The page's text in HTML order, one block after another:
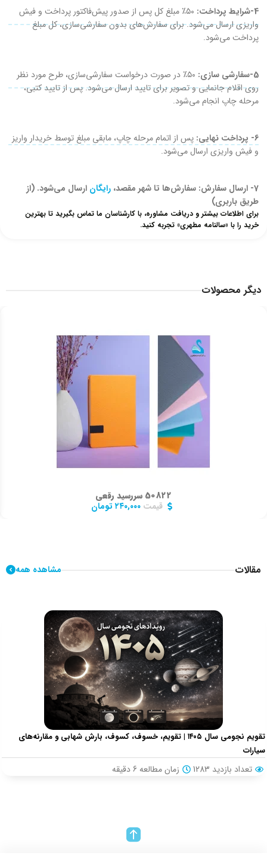
4-شرایط پرداخت:
۵۰٪ مبلغ کل پس از صدور پیش‌فاکتور پرداخت و فیش
واریزی ارسال می‌شود. برای سفارش‌های بدون سفارشی‌سازی، کل مبلغ
پرداخت می‌شود.
5-سفارشی سازی:
۵۰٪ در صورت درخواست سفارشی‌سازی، طرح مورد نظر
روی اقلام جانمایی و تصویر برای تایید ارسال می‌شود. پس از تایید کتبی،
مرحله چاپ انجام می‌شود.
6- پرداخت نهایی:
پس از اتمام مرحله چاپ، مابقی مبلغ توسط خریدار واریز
و فیش واریزی ارسال می‌شود.
7- ارسال سفارش: سفارش‌ها تا شهر مقصد، رایگان ارسال می‌شود. (از
طریق باربری)
برای اطلاعات بیشتر و دریافت مشاوره، با کارشناسان ما تماس بگیرید تا بهترین
خرید را با «سالنامه مطهری» تجربه کنید.
دیگر محصولات
50822 سررسید رقعی
قیمت۲۴۰,۰۰۰ تومان
مقالات مشاهده همه
تقویم نجومی سال ۱۴۰۵ | تقویم، خسوف، کسوف، بارش شهابی و مقارنه‌های
سیارات
تعداد بازدید 1283 زمان مطالعه 6دقیقه